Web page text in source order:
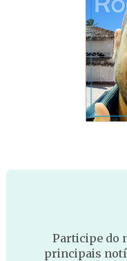
Participe do
principais